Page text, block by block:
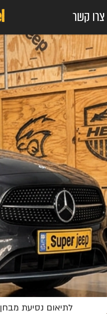
צרו קשר
לתיאום נסיעת מבחן